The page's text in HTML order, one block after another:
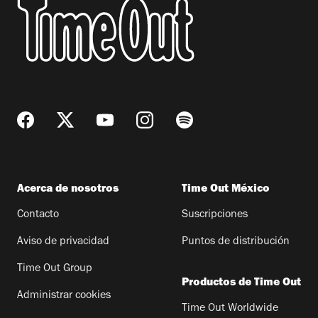
Acerca de nosotros
Contacto
Aviso de privacidad
Time Out Group
Administrar cookies
Time Out México
Suscripciones
Puntos de distribución
Productos de Time Out
Time Out Worldwide